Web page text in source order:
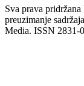
Sva prava
preuzimanje
Media. ISSN 2831-